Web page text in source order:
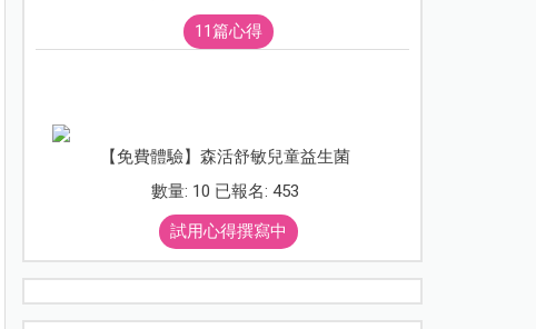
11篇心得
【免費體驗】森活舒敏兒童益生菌
數量: 10 已報名: 453
試用心得撰寫中